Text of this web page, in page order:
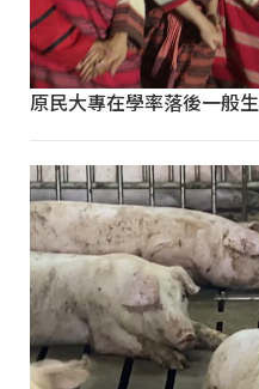
原民大專在學率落後一般